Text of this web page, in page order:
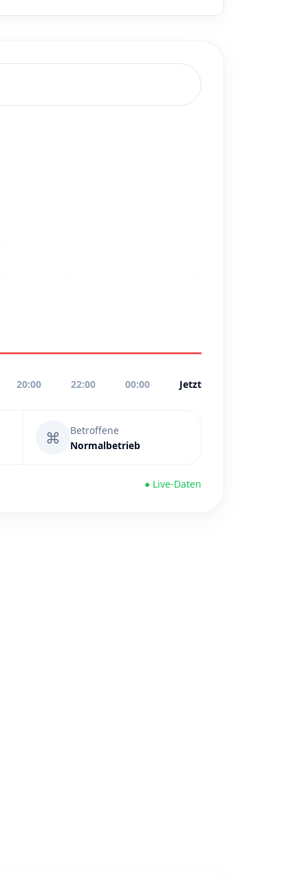
20:00 22:00 00:00 Jetzt
⌘
Betroffene
Normalbetrieb
● Live-Daten